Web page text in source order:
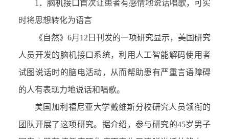
1． 脑机接口首次让患者有感情地说话唱歌，可实
时将思想转化为语言
《自然》 6月 12 日刊发的一项研究显示，美国研究
人员开发的脑机接口系统，利用人工智能解码使用者
试图说话时的脑电活动，从而帮助患有严重言语障碍
的人有表现力地说话和唱歌。
美国加利福尼亚大学戴维斯分校研究人员领衔的
团队开展了这项研究。据介绍，参与研究的45岁男子